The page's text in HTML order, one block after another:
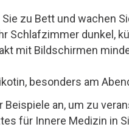
Sie zu Bett und wachen
Schlafzimmer dunkel,
mit Bildschirmen
besonders am
Beispiele an, um zu
für Innere Medizin in